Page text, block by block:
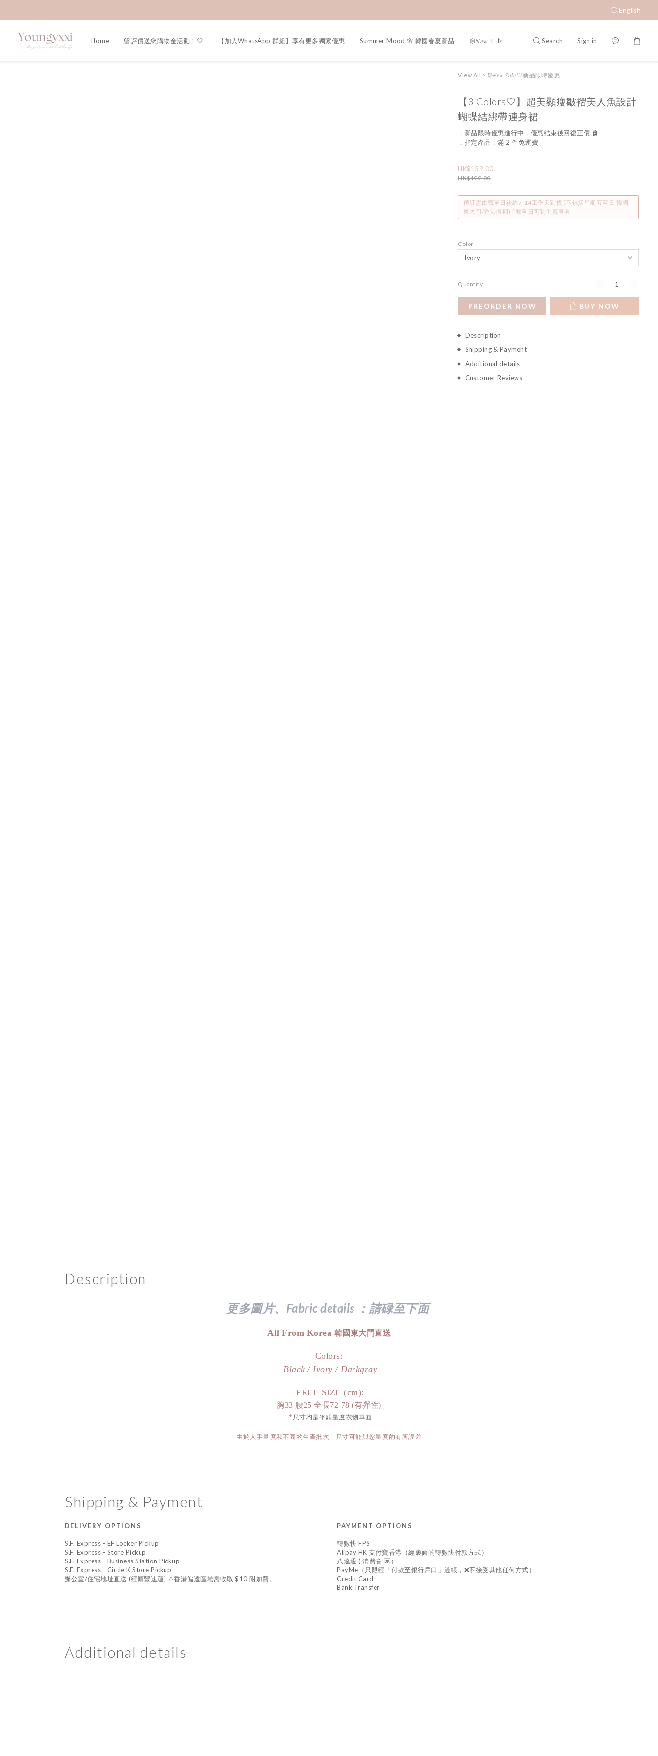
English
Home 留評價送您購物金活動！🤍 【加入WhatsApp 群組】享有更多獨家優惠 Summer Mood 🌸 韓國春夏新品 𑁍𝑁𝑒𝑤 𝑆𝑎𝑙𝑒 🤍新品限時優惠 限時成本價優惠 低至 $65
Search Sign in
View All > 𑁍𝑁𝑒𝑤 𝑆𝑎𝑙𝑒 🤍新品限時優惠
【3 Colors🤍】超美顯瘦皺褶美人魚設計
蝴蝶結綁帶連身裙
．新品限時優惠進行中，優惠結束後回復正價 🩰
．指定產品：滿 2 件免運費
HK$139.00
HK$199.00
預訂需由截單日後約7-14工作天到貨 (不包括星期五至日,韓國
東大門/香港假期) ^截單日可到主頁查看
Color
Quantity
PREORDER NOW BUY NOW
Description
Shipping & Payment
Additional details
Customer Reviews
Description
更多圖片、Fabric details ：請碌至下面
All From Korea 韓國東大門直送
Colors:
Black / Ivory / Darkgray
FREE SIZE (cm):
胸33 腰25 全長72-78 (有彈性)
* 尺寸均是平鋪量度衣物單面
由於人手量度和不同的生產批次，尺寸可能與您量度的有所誤差
Shipping & Payment
DELIVERY OPTIONS
S.F. Express - EF Locker Pickup
S.F. Express - Store Pickup
S.F. Express - Business Station Pickup
S.F. Express - Circle K Store Pickup
辦公室/住宅地址直送 (經順豐速運) ⚠️香港偏遠區域需收取 $10 附加費。
PAYMENT OPTIONS
轉數快 FPS
Alipay HK 支付寶香港（經裏面的轉數快付款方式）
八達通 ( 消費卷 🆗）
PayMe（只限經「付款至銀行戶口」過帳，❌不接受其他任何方式）
Credit Card
Bank Transfer
Additional details